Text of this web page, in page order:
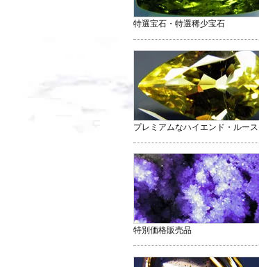
特選宝石・特選稀少宝石
プレミアムなハイエンド・ルース
特別価格販売品